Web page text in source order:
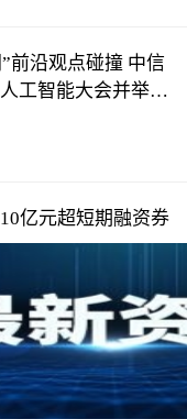
前沿观点碰撞 中信
工智能大会并举办
亿元超短期融资券